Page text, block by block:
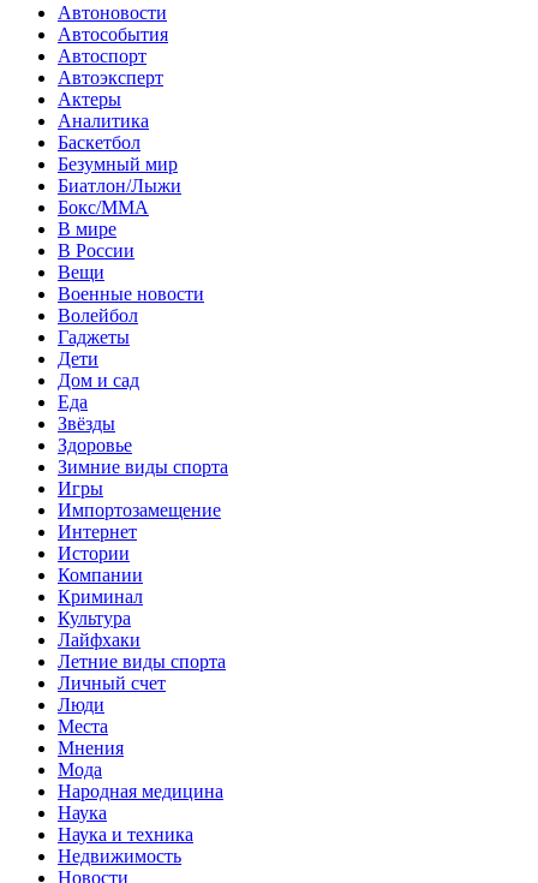
Автоновости
Автособытия
Автоспорт
Автоэксперт
Актеры
Аналитика
Баскетбол
Безумный мир
Биатлон/Лыжи
Бокс/MMA
В мире
В России
Вещи
Военные новости
Волейбол
Гаджеты
Дети
Дом и сад
Еда
Звёзды
Здоровье
Зимние виды спорта
Игры
Импортозамещение
Интернет
Истории
Компании
Криминал
Культура
Лайфхаки
Летние виды спорта
Личный счет
Люди
Места
Мнения
Мода
Народная медицина
Наука
Наука и техника
Недвижимость
Новости